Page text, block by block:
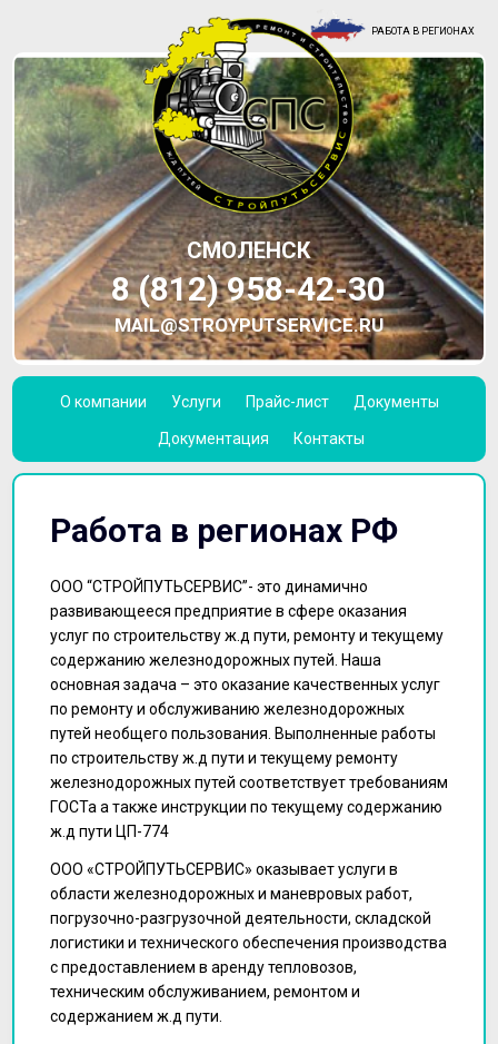
РАБОТА В РЕГИОНАХ
СМОЛЕНСК
8 (812) 958-42-30
MAIL@STROYPUTSERVICE.RU
О компании Услуги Прайс-лист Документы
Документация Контакты
Работа в регионах РФ
ООО “СТРОЙПУТЬСЕРВИС”- это динамично
развивающееся предприятие в сфере оказания
услуг по строительству ж.д пути, ремонту и текущему
содержанию железнодорожных путей. Наша
основная задача – это оказание качественных услуг
по ремонту и обслуживанию железнодорожных
путей необщего пользования. Выполненные работы
по строительству ж.д пути и текущему ремонту
железнодорожных путей соответствует требованиям
ГОСТа а также инструкции по текущему содержанию
ж.д пути ЦП-774
ООО «СТРОЙПУТЬСЕРВИС» оказывает услуги в
области железнодорожных и маневровых работ,
погрузочно-разгрузочной деятельности, складской
логистики и технического обеспечения производства
с предоставлением в аренду тепловозов,
техническим обслуживанием, ремонтом и
содержанием ж.д пути.